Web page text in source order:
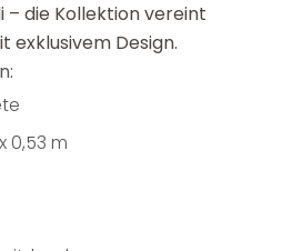
die Kollektion vereint
exklusivem Design.
0,53 m